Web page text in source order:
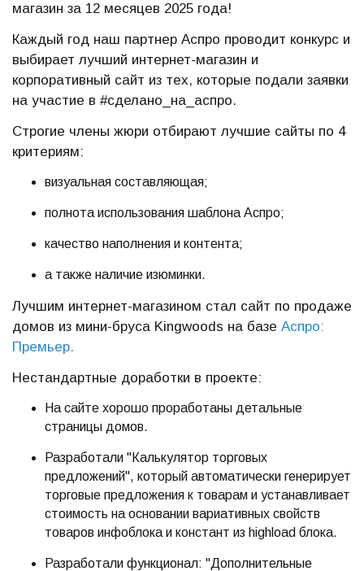
магазин за 12 месяцев 2025 года!
Каждый год наш партнер Аспро проводит конкурс и
выбирает лучший интернет-магазин и
корпоративный сайт из тех, которые подали заявки
на участие в #сделано_на_аспро.
Строгие члены жюри отбирают лучшие сайты по 4
критериям:
визуальная составляющая;
полнота использования шаблона Аспро;
качество наполнения и контента;
а также наличие изюминки.
Лучшим интернет-магазином стал сайт по продаже
домов из мини-бруса Kingwoods на базе Аспро:
Премьер.
Нестандартные доработки в проекте:
На сайте хорошо проработаны детальные
страницы домов.
Разработали "Калькулятор торговых
предложений", который автоматически генерирует
торговые предложения к товарам и устанавливает
стоимость на основании вариативных свойств
товаров инфоблока и констант из highload блока.
Разработали функционал: "Дополнительные